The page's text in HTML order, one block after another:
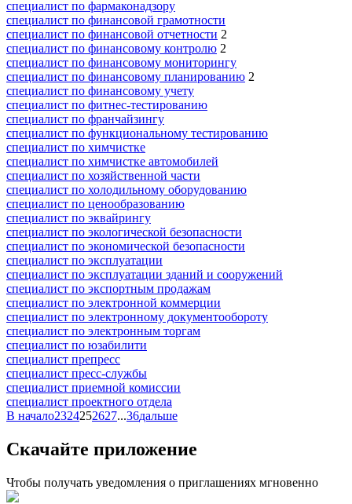
специалист по фармаконадзору
специалист по финансовой грамотности
специалист по финансовой отчетности 2
специалист по финансовому контролю 2
специалист по финансовому мониторингу
специалист по финансовому планированию 2
специалист по финансовому учету
специалист по фитнес-тестированию
специалист по франчайзингу
специалист по функциональному тестированию
специалист по химчистке
специалист по химчистке автомобилей
специалист по хозяйственной части
специалист по холодильному оборудованию
специалист по ценообразованию
специалист по эквайрингу
специалист по экологической безопасности
специалист по экономической безопасности
специалист по эксплуатации
специалист по эксплуатации зданий и сооружений
специалист по экспортным продажам
специалист по электронной коммерции
специалист по электронному документообороту
специалист по электронным торгам
специалист по юзабилити
специалист препресс
специалист пресс-службы
специалист приемной комиссии
специалист проектного отдела
В начало2324252627...36дальше
Скачайте приложение
Чтобы получать уведомления о приглашениях мгновенно